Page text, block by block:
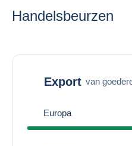
Handelsbeurzen
Export van
Europa